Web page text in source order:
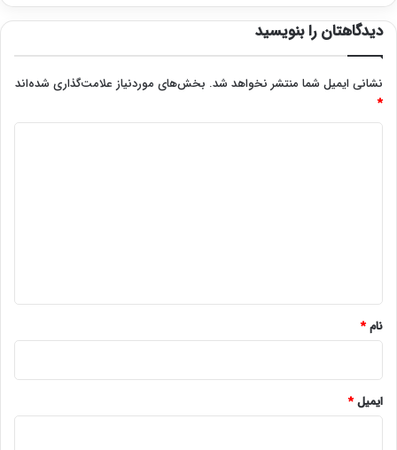
دیدگاهتان را بنویسید
نشانی ایمیل شما منتشر نخواهد شد. بخش‌های موردنیاز علامت‌گذاری شده‌اند
*
نام*
ایمیل*